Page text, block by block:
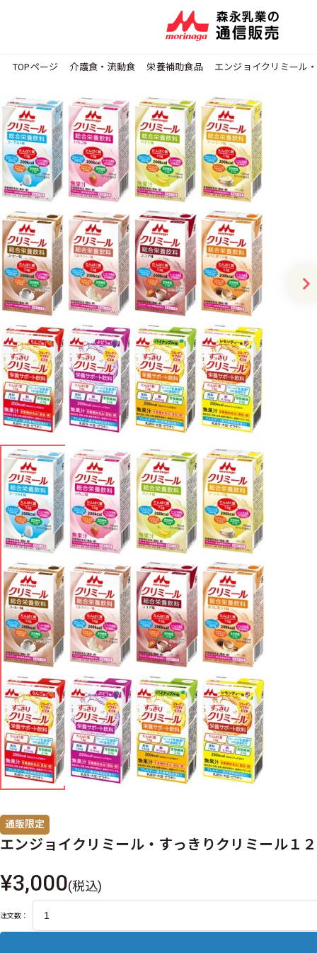
TOPページ 介護食・流動食 栄養補助食品 エンジョイクリミール
通販限定
エンジョイクリミール・すっきりクリミール１
¥3,000(税込)
注文数：